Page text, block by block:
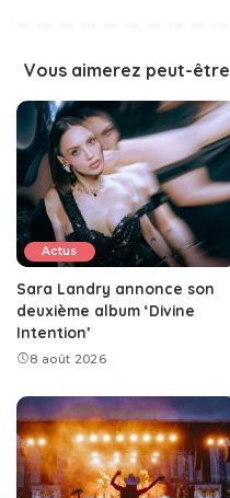
Vous aimerez peut-être
Actus
Sara Landry annonce son
deuxième album ‘Divine
Intention’
8 août 2026